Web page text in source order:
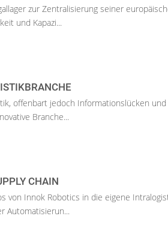
zur Zentralisierung seiner
und Kapazi...
offenbart jedoch Informationslücken und
Branche...
CHAIN
von Innok Robotics in die eigene
Automatisierun...